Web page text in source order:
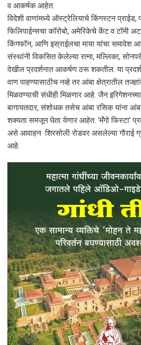
व आकर्षक आहेत.
विदेशी वाणांमध्ये ऑस्ट्रेलियाचे किंगस्टन प्राईड,
फिलिपाईन्सचा कॉरोबो, अमेरिकेचे केंट व टॉमी
किंगफॉन, आणि इस्राईलचा माया यांचा समावेश
संस्थांनी विकसित केलेल्या रत्ना, मल्लिका,
देखील प्रदर्शनात आकर्षण ठरू शकतील. या
वाण पाहण्यासाठीच नव्हे तर आंबा क्षेत्रातील
मिळवण्याची संधीही मिळणार आहे. जैन
बागायतदार, संशोधक तसेच आंबा रसिक यांना आंबा
शक्यता समजून घेता येणार आहेत. ‘मँगो फिस्टा’
असे आवाहन शिरसोली रोडवर असलेल्या गौराई
आहे.